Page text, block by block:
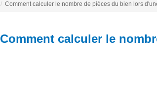
Comment calculer le nombre de pièces du bien lors
Comment calculer le